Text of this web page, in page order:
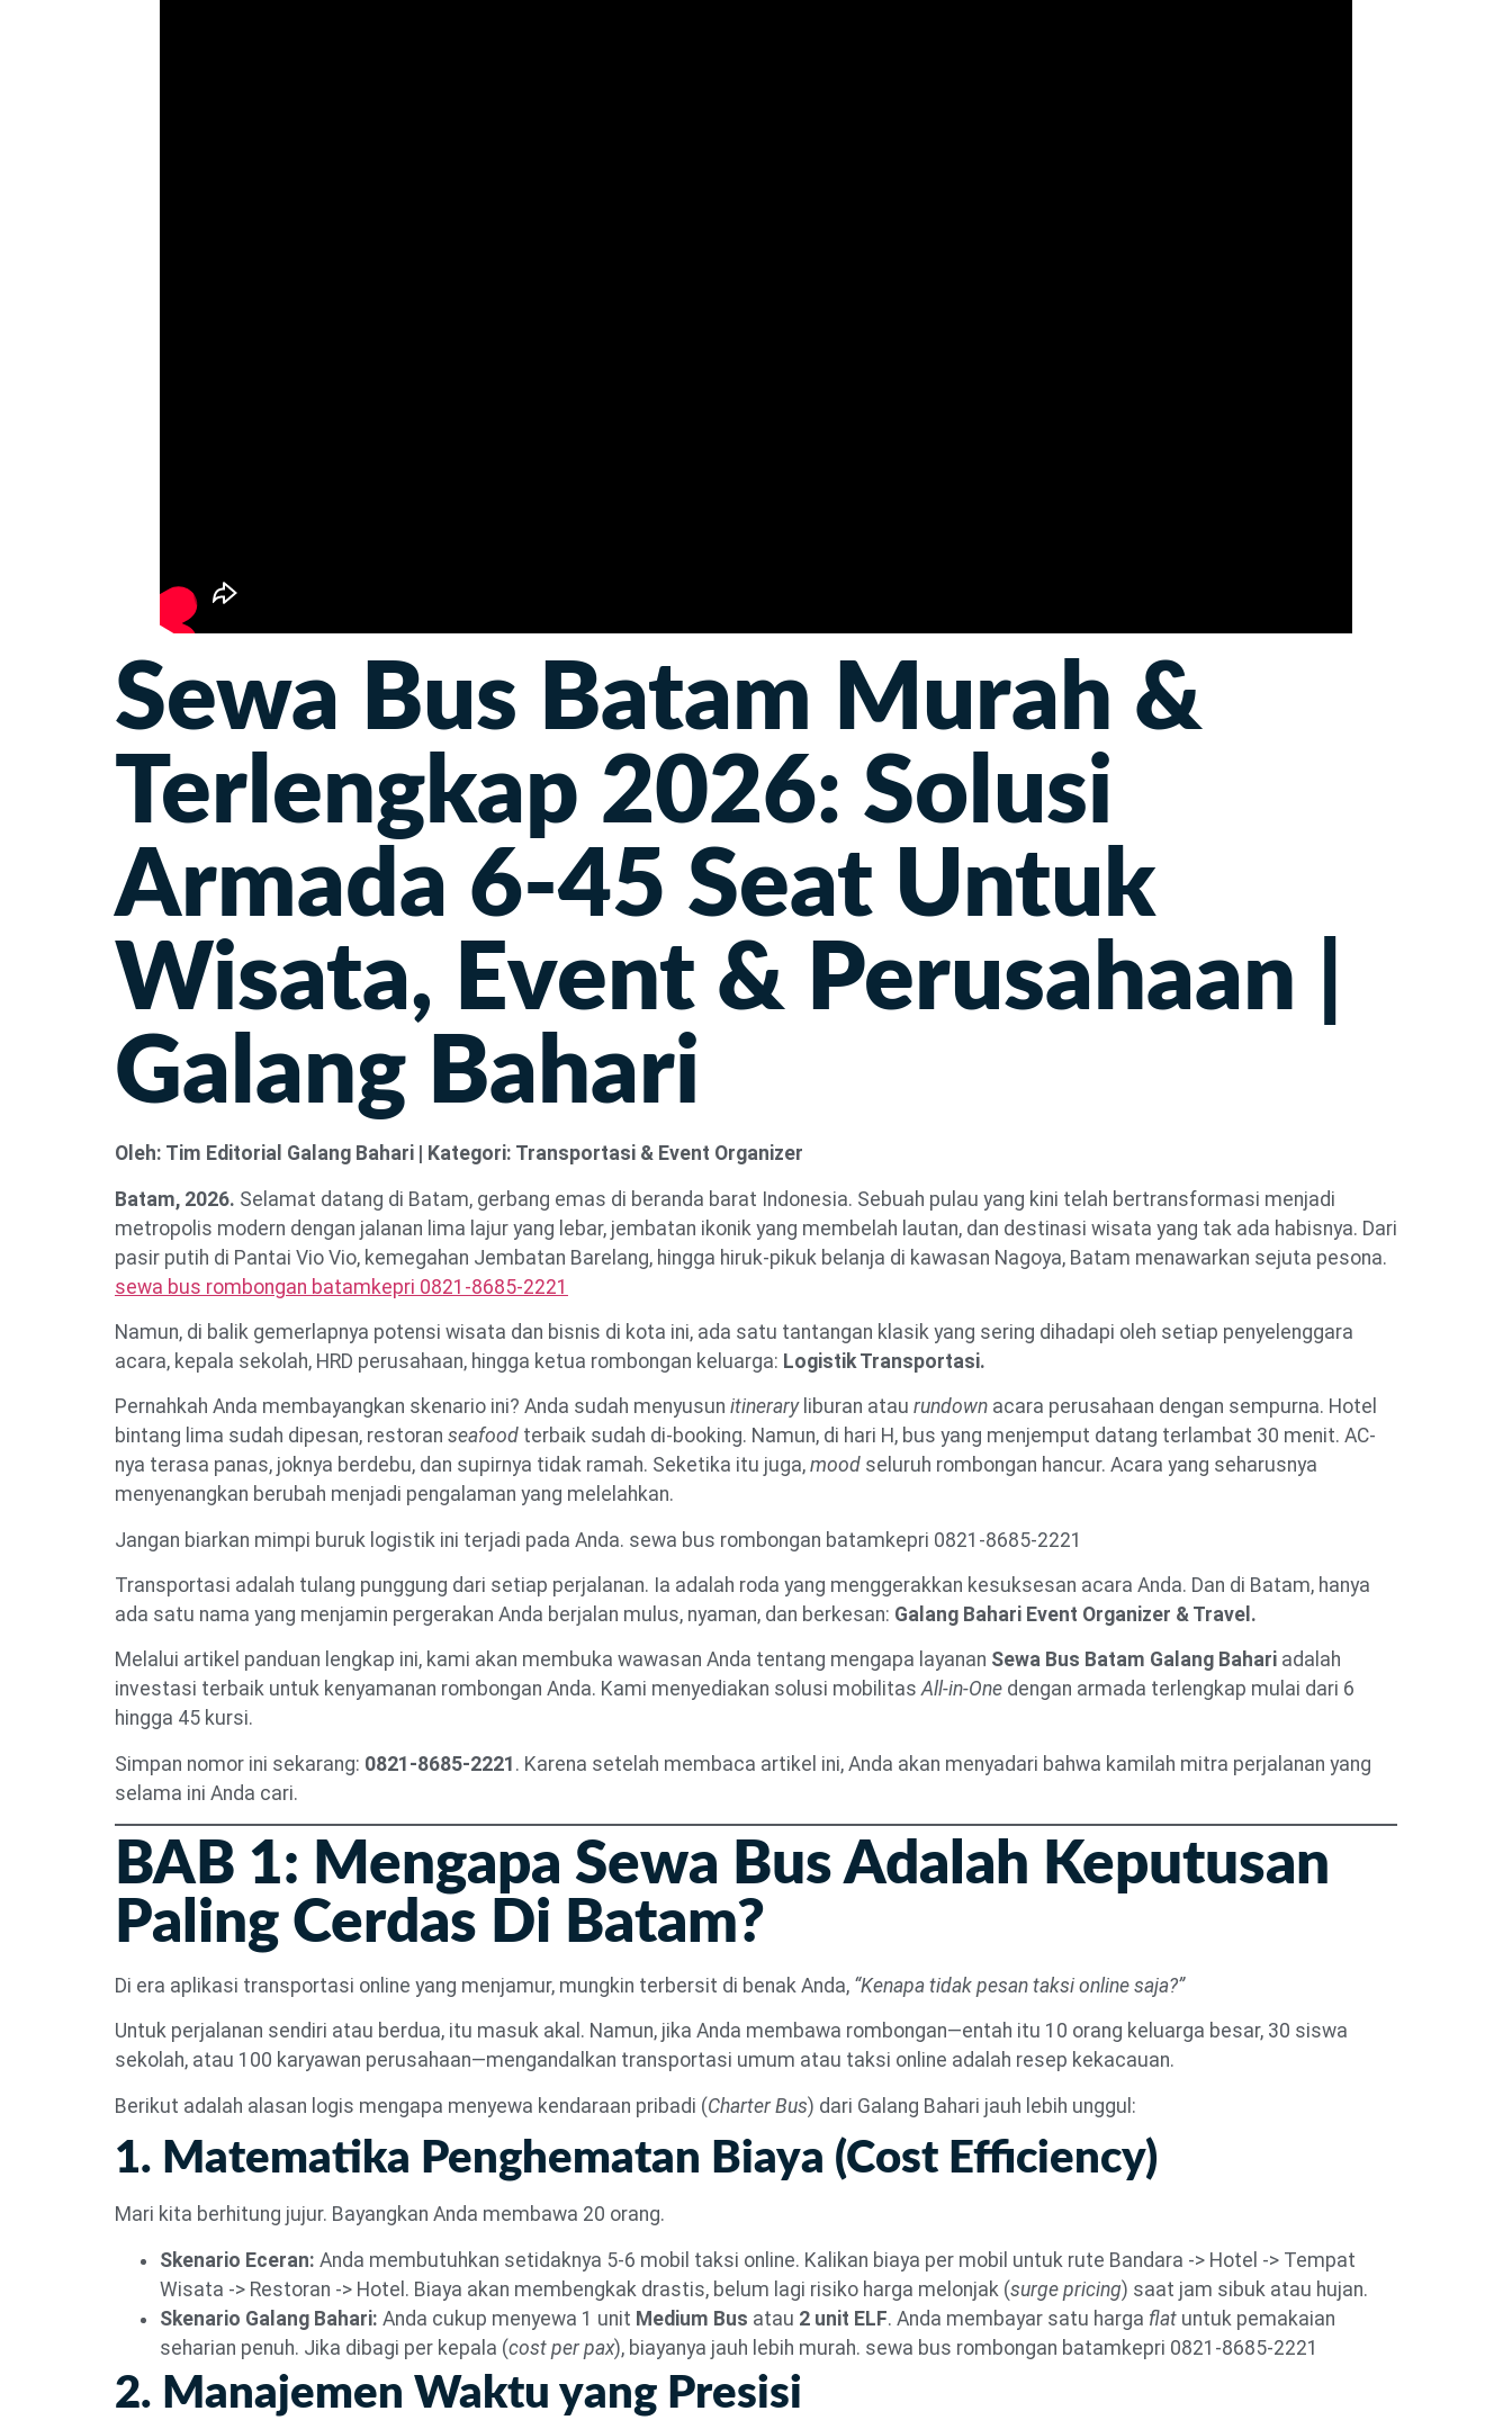
Sewa Bus Batam Murah &
Terlengkap 2026: Solusi
Armada 6-45 Seat Untuk
Wisata, Event & Perusahaan |
Galang Bahari
Oleh: Tim Editorial Galang Bahari | Kategori: Transportasi & Event Organizer
Batam, 2026. Selamat datang di Batam, gerbang emas di beranda barat Indonesia. Sebuah pulau yang kini telah bertransformasi menjadi
metropolis modern dengan jalanan lima lajur yang lebar, jembatan ikonik yang membelah lautan, dan destinasi wisata yang tak ada habisnya. Dari
pasir putih di Pantai Vio Vio, kemegahan Jembatan Barelang, hingga hiruk-pikuk belanja di kawasan Nagoya, Batam menawarkan sejuta pesona.
sewa bus rombongan batamkepri 0821-8685-2221
Namun, di balik gemerlapnya potensi wisata dan bisnis di kota ini, ada satu tantangan klasik yang sering dihadapi oleh setiap penyelenggara
acara, kepala sekolah, HRD perusahaan, hingga ketua rombongan keluarga: Logistik Transportasi.
Pernahkah Anda membayangkan skenario ini? Anda sudah menyusun itineraryliburan atau rundown acara perusahaan dengan sempurna. Hotel
bintang lima sudah dipesan, restoran seafood terbaik sudah di-booking. Namun, di hari H, bus yang menjemput datang terlambat 30 menit. AC-
nya terasa panas, joknya berdebu, dan supirnya tidak ramah. Seketika itu juga, mood seluruh rombongan hancur. Acara yang seharusnya
menyenangkan berubah menjadi pengalaman yang melelahkan.
Jangan biarkan mimpi buruk logistik ini terjadi pada Anda. sewa bus rombongan batamkepri 0821-8685-2221
Transportasi adalah tulang punggung dari setiap perjalanan. Ia adalah roda yang menggerakkan kesuksesan acara Anda. Dan di Batam, hanya
ada satu nama yang menjamin pergerakan Anda berjalan mulus, nyaman, dan berkesan: Galang Bahari Event Organizer & Travel.
Melalui artikel panduan lengkap ini, kami akan membuka wawasan Anda tentang mengapa layanan Sewa Bus Batam Galang Bahari adalah
investasi terbaik untuk kenyamanan rombongan Anda. Kami menyediakan solusi mobilitasAll-in-One dengan armada terlengkap mulai dari 6
hingga 45 kursi.
Simpan nomor ini sekarang: 0821-8685-2221 . Karena setelah membaca artikel ini, Anda akan menyadari bahwa kamilah mitra perjalanan yang
selama ini Anda cari.
BAB 1: Mengapa Sewa Bus Adalah Keputusan
Paling Cerdas Di Batam?
Di era aplikasi transportasi online yang menjamur, mungkin terbersit di benak Anda, “Kenapa tidak pesan taksi online saja?”
Untuk perjalanan sendiri atau berdua, itu masuk akal. Namun, jika Anda membawa rombongan—entah itu 10 orang keluarga besar, 30 siswa
sekolah, atau 100 karyawan perusahaan—mengandalkan transportasi umum atau taksi online adalah resep kekacauan.
Berikut adalah alasan logis mengapa menyewa kendaraan pribadi (Charter Bus) dari Galang Bahari jauh lebih unggul:
1. Matematika Penghematan Biaya (Cost Efficiency)
Mari kita berhitung jujur. Bayangkan Anda membawa 20 orang.
Skenario Eceran: Anda membutuhkan setidaknya 5-6 mobil taksi online. Kalikan biaya per mobil untuk rute Bandara -> Hotel -> Tempat
Wisata -> Restoran -> Hotel. Biaya akan membengkak drastis, belum lagi risiko harga melonjak (surge pricing) saat jam sibuk atau hujan.
Skenario Galang Bahari: Anda cukup menyewa 1 unit Medium Bus atau 2 unit ELF. Anda membayar satu harga flat untuk pemakaian
seharian penuh. Jika dibagi per kepala (cost per pax), biayanya jauh lebih murah. sewa bus rombongan batamkepri 0821-8685-2221
2. Manajemen Waktu yang Presisi